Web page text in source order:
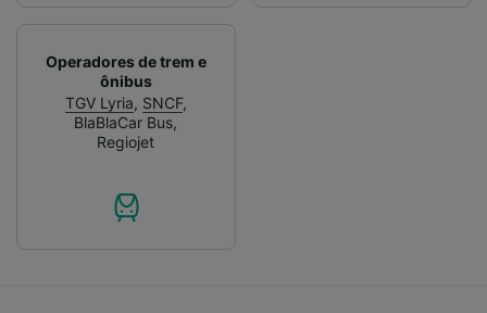
Operadores de trem e
ônibus
TGV Lyria, SNCF,
BlaBlaCar Bus,
Regiojet